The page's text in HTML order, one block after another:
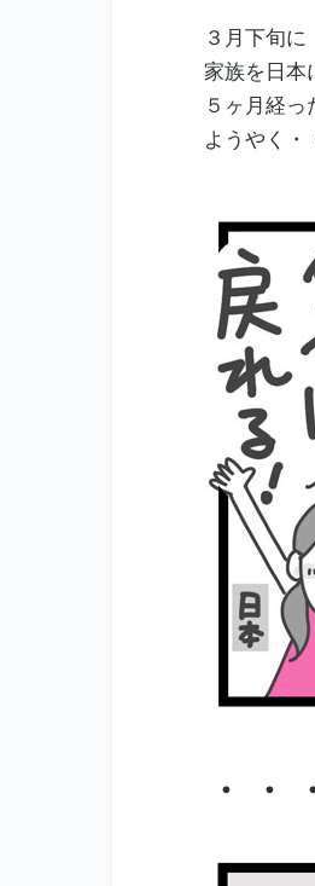
３月下旬に
家族を日本
５ヶ月経っ
ようやく・
・